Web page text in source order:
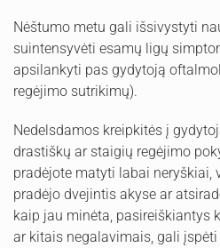
Nėštumo metu gali išsivystyti
suintensyvėti esamų ligų
apsilankyti pas gydytoją
regėjimo sutrikimų).
Nedelsdamos kreipkitės į
drastiškų ar staigių regėjimo
pradėjote matyti labai neryškiai,
pradėjo dvejintis akyse ar
kaip jau minėta, pasireiškiantys
ar kitais negalavimais, gali įspėti